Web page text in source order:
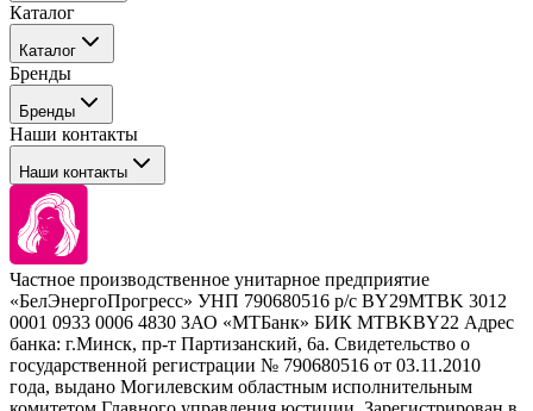
События
Покупателю
Каталог
Каталог
Профессиональные средства для окрашивания волос
Сервисные средства
Уход
Стайлинг
Брови и ресницы
Барберинг
Наборы
Расходные материалы
Бренды
Бренды
Tefia
Concept
Kezy
Barex
Sim Sensitive
Kebren
Selective Professional
White Line
Наши контакты
Наши контакты
+ 375 44 7233514
+ 375 29 1649505
info@krasabel.by
Частное производственное унитарное предприятие
«БелЭнергоПрогресс» УНП 790680516 р/с BY29MTBK 3012
0001 0933 0006 4830 ЗАО «МТБанк» БИК MTBKBY22 Адрес
банка: г.Минск, пр-т Партизанский, 6а. Свидетельство о
государственной регистрации № 790680516 от 03.11.2010
года, выдано Могилевским областным исполнительным